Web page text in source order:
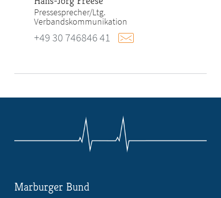
Pressesprecher/Ltg.
Verbandskommunikation
+49 30 746846 41
Marburger Bund